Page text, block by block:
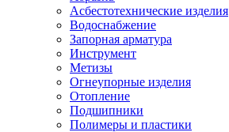
Асбестотехнические изделия
Водоснабжение
Запорная арматура
Инструмент
Метизы
Огнеупорные изделия
Отопление
Подшипники
Полимеры и пластики